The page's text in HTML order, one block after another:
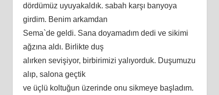
dördümüz uyuyakaldık. sabah karşı banyoya
girdim. Benim arkamdan
Sema`de geldi. Sana doyamadım dedi ve sikimi
ağzına aldı. Birlikte duş
alırken sevişiyor, birbirimizi yalıyorduk. Duşumuzu
alıp, salona geçtik
ve üçlü koltuğun üzerinde onu sikmeye başladım.